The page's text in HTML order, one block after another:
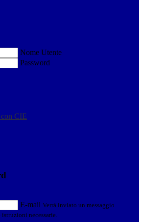
Nome Utente
Password
CIE
E-mail Verrà inviato un messaggio
necessarie.